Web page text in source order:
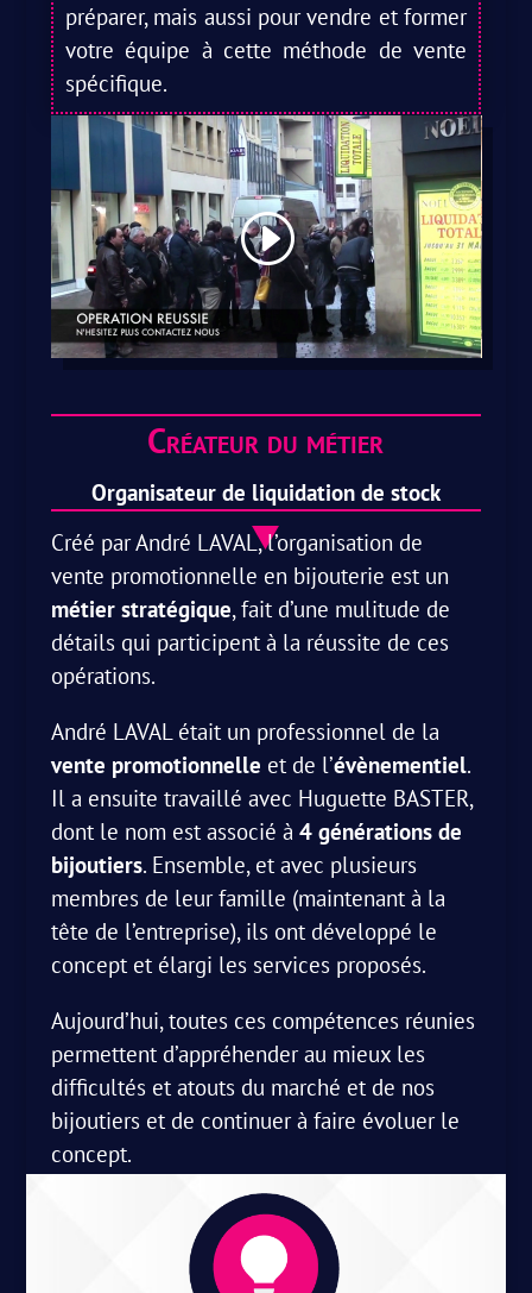
préparer, mais aussi pour vendre et former
votre équipe à cette méthode de vente
spécifique.
Créateur du métier
Organisateur de liquidation de stock
Créé par André LAVAL, l’organisation de
vente promotionnelle en bijouterie est un
métier stratégique, fait d’une mulitude de
détails qui participent à la réussite de ces
opérations.
André LAVAL était un professionnel de la
vente promotionnelle et de l’évènementiel.
Il a ensuite travaillé avec Huguette BASTER,
dont le nom est associé à 4 générations de
bijoutiers. Ensemble, et avec plusieurs
membres de leur famille (maintenant à la
tête de l’entreprise), ils ont développé le
concept et élargi les services proposés.
Aujourd’hui, toutes ces compétences réunies
permettent d’appréhender au mieux les
difficultés et atouts du marché et de nos
bijoutiers et de continuer à faire évoluer le
concept.